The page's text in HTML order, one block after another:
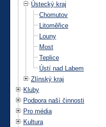
Ústecký kraj
Chomutov
Litoměřice
Louny
Most
Teplice
Ústí nad Labem
Zlínský kraj
Kluby
Podpora naší činnosti
Pro média
Kultura